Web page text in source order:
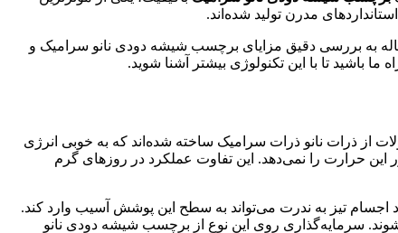
مدرن تولید شده‌اند.
به بررسی دقیق مزایای برچسب شیشه دودی نانو سرامیک و
باشید تا با این تکنولوژی بیشتر آشنا شوید.
از ذرات نانو ذرات سرامیک ساخته شده‌اند که به خوبی انرژی
حرارت را نمی‌دهد. این تفاوت عملکرد در روزهای گرم
اجسام تیز به ندرت می‌تواند به سطح این پوشش آسیب وارد کند.
سرمایه‌گذاری روی این نوع از برچسب شیشه دودی نانو